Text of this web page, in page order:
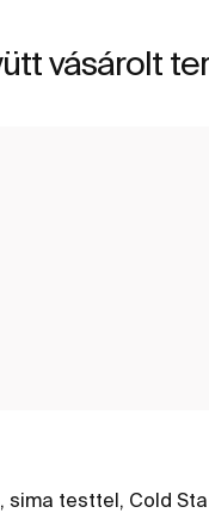
vásárolt
sima testtel, Cold